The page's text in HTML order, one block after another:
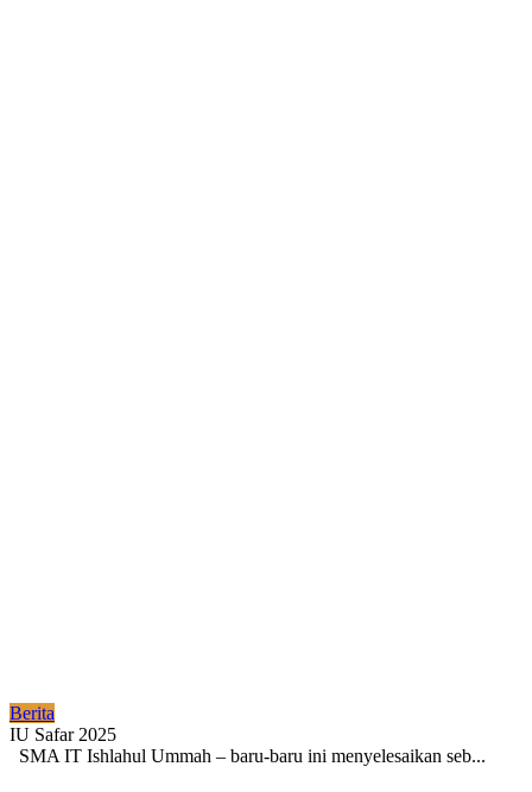
Berita
IU Safar 2025
SMA IT Ishlahul Ummah – baru-baru ini menyelesaikan seb...